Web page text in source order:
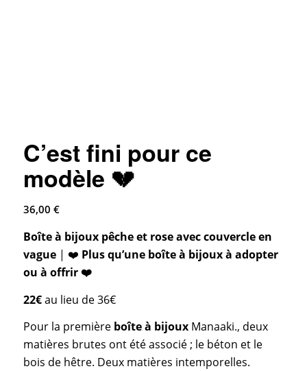
C’est fini pour ce
modèle 💔
36,00 €
Boîte à bijoux pêche et rose avec couvercle en
vague| ❤️ Plus qu’une boîte à bijoux à adopter
ou à offrir ❤️
22€ au lieu de 36€
Pour la première boîte à bijouxManaaki., deux
matières brutes ont été associé ; le béton et le
bois de hêtre. Deux matières intemporelles.